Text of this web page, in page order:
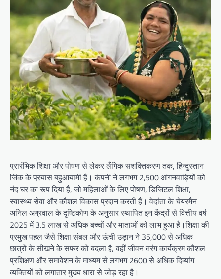
प्रारंभिक शिक्षा और पोषण से लेकर लैंगिक सशक्तिकरण तक, हिन्दुस्तान
जिंक के प्रयास बहुआयामी हैं। कंपनी ने लगभग 2,500 आंगनवाड़ियों को
नंद घर का रूप दिया है, जो महिलाओं के लिए पोषण, डिजिटल शिक्षा,
स्वास्थ्य सेवा और कौशल विकास प्रदान करती हैं। वेदांता के चेयरमैन
अनिल अग्रवाल के दृष्टिकोण के अनुसार स्थापित इन केंद्रों से वित्तीय वर्ष
2025 में 3.5 लाख से अधिक बच्चों और माताओं को लाभ हुआ है।शिक्षा की
प्रमुख पहल जैसे शिक्षा संबल और ऊंची उड़ान ने 35,000 से अधिक
छात्रों के सीखने के सफर को बदला है, वहीं जीवन तरंग कार्यक्रम कौशल
प्रशिक्षण और समावेशन के माध्यम से लगभग 2600 से अधिक दिव्यांग
व्यक्तियों को लगातार मुख्य धारा से जोड़ रहा है।